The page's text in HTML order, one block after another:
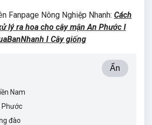
Fanpage Nông Nghiệp Nhanh: Cách
lý ra hoa cho cây mận An Phước I
I Cây giống
Ẩn
Nam
Phước
đào